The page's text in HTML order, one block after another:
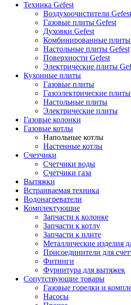
Техника Gefest
Воздухоочистители Gefest
Газовые плиты Gefest
Духовки Gefest
Комбинированные плиты
Настольные плиты Gefest
Поверхности Gefest
Электрические плиты
Кухонные плиты
Газовые плиты
Газоэлектрические плиты
Настольные плиты
Электрические плиты
Газовые колонки
Газовые котлы
Напольные котлы
Настенные котлы
Счетчики
Счетчики воды
Счетчики газа
Вытяжки
Встраиваемая техника
Водонагреватели
Комплектующие
Запчасти к колонке
Запчасти к котлу
Запчасти к плите
Металлические изделия
Присоединители для
Фитинги
Фурнитура для вытяжек
Сопутствующие товары
Газовые горелки и
Насосы